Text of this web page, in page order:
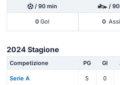
/ 90 min /
0 Gol 0
2024 Stagione
Competizione PG Gl
Serie A 5 0